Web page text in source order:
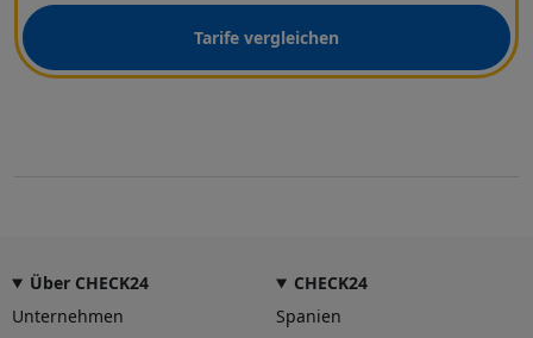
Tarife vergleichen
Über CHECK24
Unternehmen
CHECK24
Spanien